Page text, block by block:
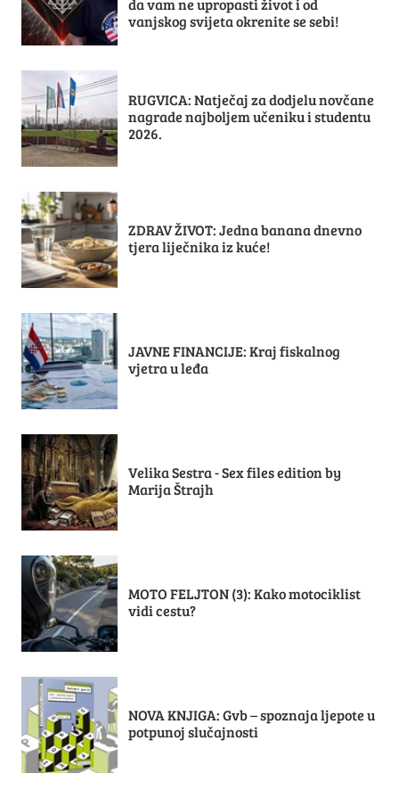
da vam ne upropasti život i od
vanjskog svijeta okrenite se sebi!
RUGVICA: Natječaj za dodjelu novčane
nagrade najboljem učeniku i studentu
2026.
ZDRAV ŽIVOT: Jedna banana dnevno
tjera liječnika iz kuće!
JAVNE FINANCIJE: Kraj fiskalnog
vjetra u leđa
Velika Sestra - Sex files edition by
Marija Štrajh
MOTO FELJTON (3): Kako motociklist
vidi cestu?
NOVA KNJIGA: Gvb – spoznaja ljepote u
potpunoj slučajnosti